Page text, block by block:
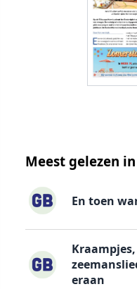
Meest gelezen
En toen
eraan